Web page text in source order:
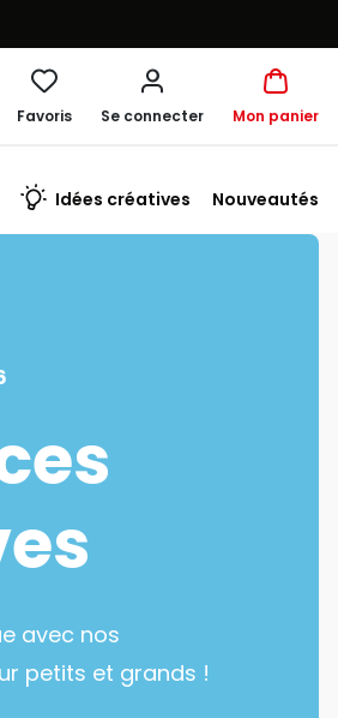
Favoris Se connecter Mon panier
Idées créatives Nouveautés
avec nos
petits et grands !